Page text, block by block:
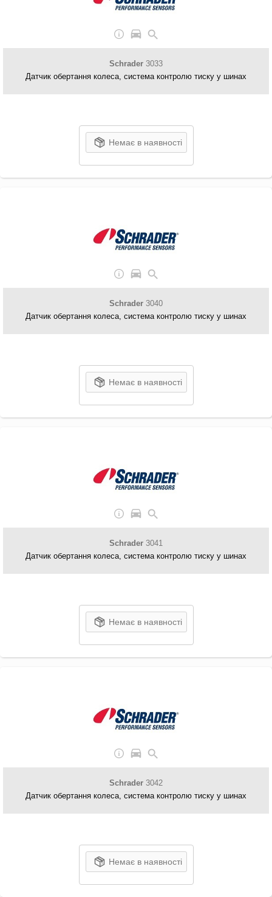
Schrader 3033
Датчик обертання колеса, система контролю тиску у шинах
Немає в наявності
Schrader 3040
Датчик обертання колеса, система контролю тиску у шинах
Немає в наявності
Schrader 3041
Датчик обертання колеса, система контролю тиску у шинах
Немає в наявності
Schrader 3042
Датчик обертання колеса, система контролю тиску у шинах
Немає в наявності